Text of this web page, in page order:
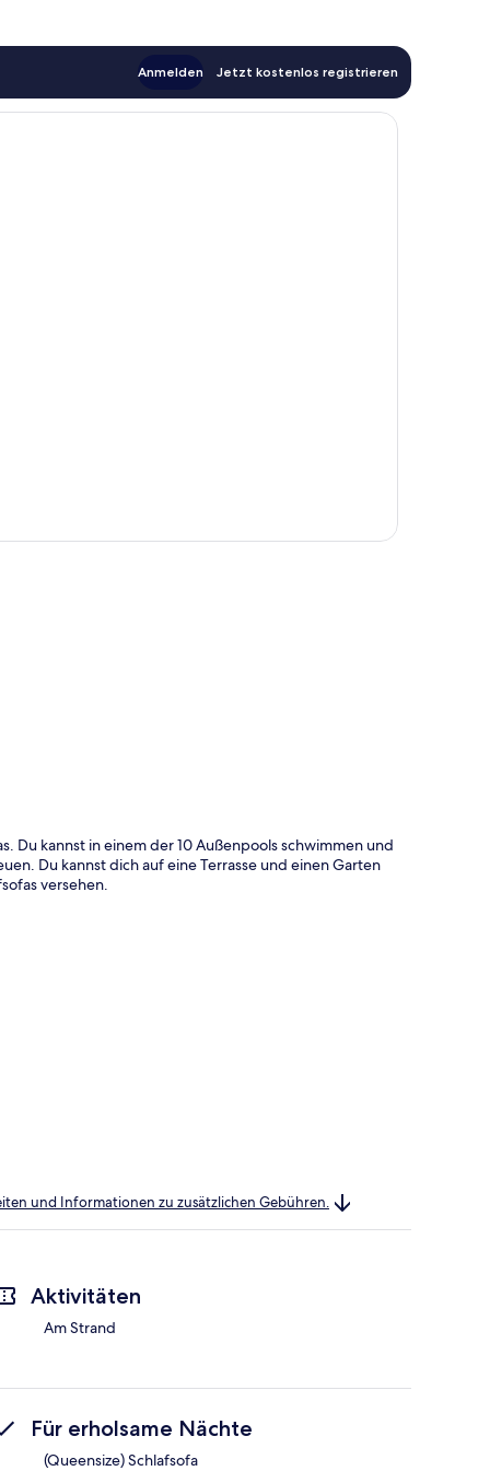
Anmelden Jetzt kostenlos registrieren
Du kannst in einem der 10 Außenpools schwimmen und
Du kannst dich auf eine Terrasse und einen Garten
versehen.
und Informationen zu zusätzlichen Gebühren.
Aktivitäten
Am Strand
Für erholsame Nächte
(Queensize) Schlafsofa